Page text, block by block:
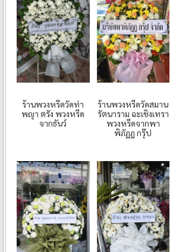
ร้านพวงหรีดวัดท่า
พญา ตรัง พวงหรีด
จากธันว์
ร้านพวงหรีดวัดสมาน
รัตนาราม ฉะเชิงเทรา
พวงหรีดจากพา
พิภัฏฏ กรุ๊ป